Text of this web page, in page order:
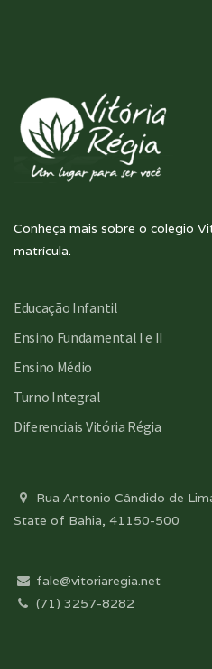
Conheça mais sobre o colégio
matrícula.
Educação Infantil
Ensino Fundamental I e II
Ensino Médio
Turno Integral
Diferenciais Vitória Régia
Rua Antonio Cândido de
State of Bahia, 41150-500
fale@vitoriaregia.net
(71) 3257-8282